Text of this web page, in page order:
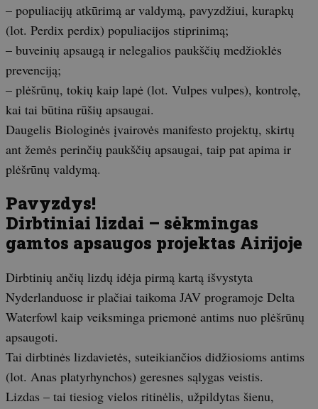
– populiacijų atkūrimą ar valdymą, pavyzdžiui, kurapkų
(lot. Perdix perdix) populiacijos stiprinimą;
– buveinių apsaugą ir nelegalios paukščių medžioklės
prevenciją;
– plėšrūnų, tokių kaip lapė (lot. Vulpes vulpes), kontrolę,
kai tai būtina rūšių apsaugai.
Daugelis Biologinės įvairovės manifesto projektų, skirtų
ant žemės perinčių paukščių apsaugai, taip pat apima ir
plėšrūnų valdymą.
Pavyzdys!
Dirbtiniai lizdai – sėkmingas
gamtos apsaugos projektas Airijoje
Dirbtinių ančių lizdų idėja pirmą kartą išvystyta
Nyderlanduose ir plačiai taikoma JAV programoje Delta
Waterfowl kaip veiksminga priemonė antims nuo plėšrūnų
apsaugoti.
Tai dirbtinės lizdavietės, suteikiančios didžiosioms antims
(lot. Anas platyrhynchos) geresnes sąlygas veistis.
Lizdas – tai tiesiog vielos ritinėlis, užpildytas šienu,